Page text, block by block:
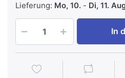
Lieferung: Mo, 10. - Di, 11.
In